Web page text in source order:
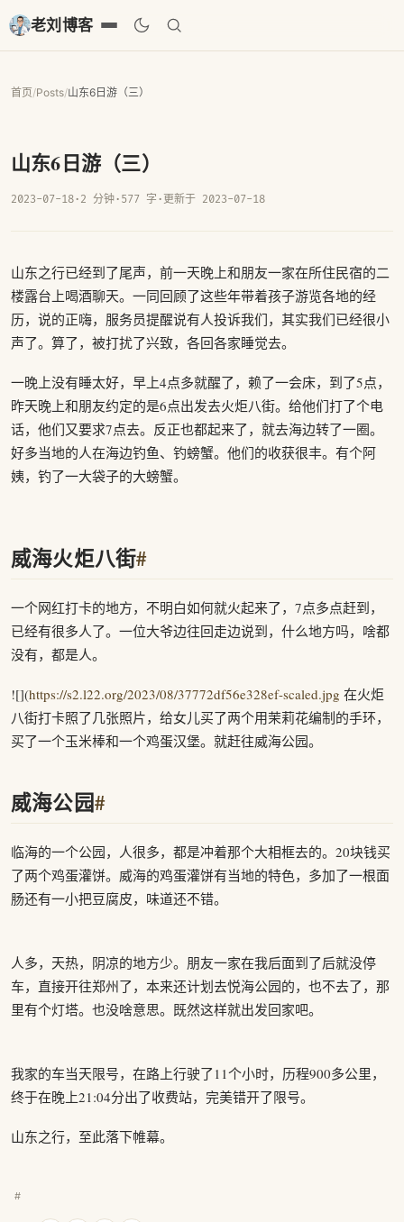
老刘博客
首页/Posts/山东6日游（三）
山东6日游（三）
2023-07-18· 2 分钟· 577 字 · 更新于 2023-07-18
山东之行已经到了尾声，前一天晚上和朋友一家在所住民宿的二
楼露台上喝酒聊天。一同回顾了这些年带着孩子游览各地的经
历，说的正嗨，服务员提醒说有人投诉我们，其实我们已经很小
声了。算了，被打扰了兴致，各回各家睡觉去。
一晚上没有睡太好，早上4点多就醒了，赖了一会床，到了5点，
昨天晚上和朋友约定的是6点出发去火炬八街。给他们打了个电
话，他们又要求7点去。反正也都起来了，就去海边转了一圈。
好多当地的人在海边钓鱼、钓螃蟹。他们的收获很丰。有个阿
姨，钓了一大袋子的大螃蟹。
威海火炬八街#
一个网红打卡的地方，不明白如何就火起来了，7点多点赶到，
已经有很多人了。一位大爷边往回走边说到，什么地方吗，啥都
没有，都是人。
![](https://s2.l22.org/2023/08/37772df56e328ef-scaled.jpg 在火炬
八街打卡照了几张照片，给女儿买了两个用茉莉花编制的手环，
买了一个玉米棒和一个鸡蛋汉堡。就赶往威海公园。
威海公园#
临海的一个公园，人很多，都是冲着那个大相框去的。20块钱买
了两个鸡蛋灌饼。威海的鸡蛋灌饼有当地的特色，多加了一根面
肠还有一小把豆腐皮，味道还不错。
人多，天热，阴凉的地方少。朋友一家在我后面到了后就没停
车，直接开往郑州了，本来还计划去悦海公园的，也不去了，那
里有个灯塔。也没啥意思。既然这样就出发回家吧。
我家的车当天限号，在路上行驶了11个小时，历程900多公里，
终于在晚上21:04分出了收费站，完美错开了限号。
山东之行，至此落下帷幕。
#